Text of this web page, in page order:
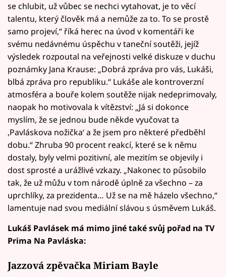
se chlubit, už vůbec se nechci vytahovat, je to věcí
talentu, který člověk má a nemůže za to. To se prostě
samo projeví,“ říká herec na úvod v komentáři ke
svému nedávnému úspěchu v taneční soutěži, jejíž
výsledek rozpoutal na veřejnosti velké diskuze v duchu
poznámky Jana Krause: „Dobrá zpráva pro vás, Lukáši,
blbá zpráva pro republiku.“ Lukáše ale kontroverzní
atmosféra a bouře kolem soutěže nijak nedeprimovaly,
naopak ho motivovala k vítězství: „Já si dokonce
myslím, že se jednou bude někde vyučovat ta
,Pavláskova nožička‘ a že jsem pro některé předběhl
dobu.“ Zhruba 90 procent reakcí, které se k němu
dostaly, byly velmi pozitivní, ale mezitím se objevily i
dost sprosté a urážlivé vzkazy. „Nakonec to působilo
tak, že už můžu v tom národě úplně za všechno – za
uprchlíky, za prezidenta… Už se na mě házelo všechno,“
lamentuje nad svou mediální slávou s úsměvem Lukáš.
Lukáš Pavlásek má mimo jiné také svůj pořad na TV
Prima Na Pavláska:
Jazzová zpěvačka Miriam Bayle